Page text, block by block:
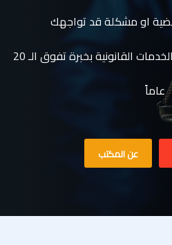
او مشكلة قد تواجهك
حيث اننا متميزون فى تقديم الخدمات القانونية بخبرة تفوق الـ 20
عاماً
عن المكتب